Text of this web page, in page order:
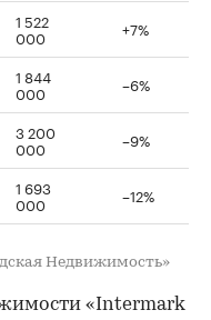
1 522
000 +7%
1 844
000 –6%
3 200
000 –9%
1 693
000 –12%
Недвижимость»
«Intermark